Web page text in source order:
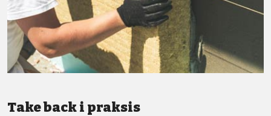
Take back i praksis